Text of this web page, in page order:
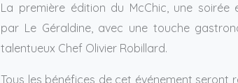
La première édition du McChic, une soirée
par Le Géraldine, avec une touche
talentueux Chef Olivier Robillard.
Tous les bénéfices de cet événement seront